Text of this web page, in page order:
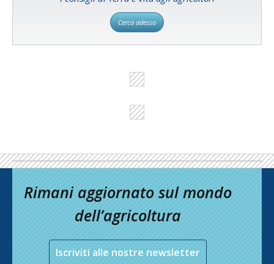
Cerca adesso
Rimani aggiornato sul mondo
dell’agricoltura
Iscriviti alle nostre newsletter